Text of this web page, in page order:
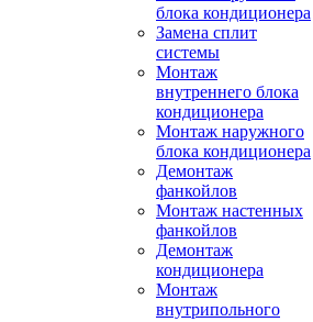
блока кондиционера
Замена сплит
системы
Монтаж
внутреннего блока
кондиционера
Монтаж наружного
блока кондиционера
Демонтаж
фанкойлов
Монтаж настенных
фанкойлов
Демонтаж
кондиционера
Монтаж
внутрипольного